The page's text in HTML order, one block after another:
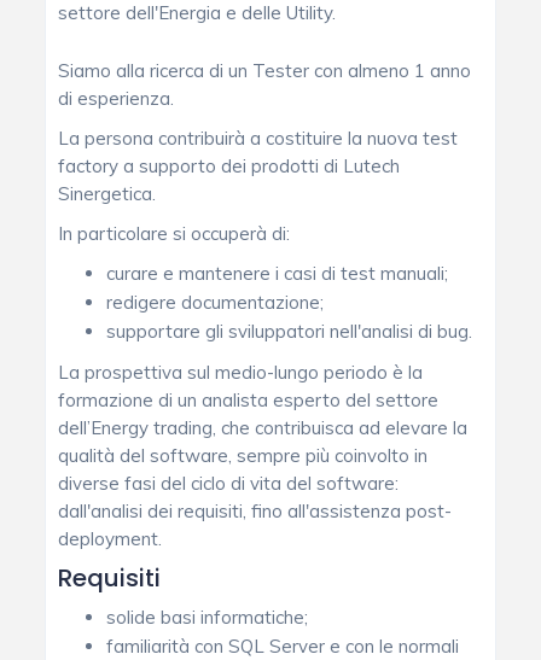
settore dell'Energia e delle Utility.
Siamo alla ricerca di un Tester con almeno 1 anno
di esperienza.
La persona contribuirà a costituire la nuova test
factory a supporto dei prodotti di Lutech
Sinergetica.
In particolare si occuperà di:
curare e mantenere i casi di test manuali;
redigere documentazione;
supportare gli sviluppatori nell'analisi di bug.
La prospettiva sul medio-lungo periodo è la
formazione di un analista esperto del settore
dell’Energy trading, che contribuisca ad elevare la
qualità del software, sempre più coinvolto in
diverse fasi del ciclo di vita del software:
dall'analisi dei requisiti, fino all'assistenza post-
deployment.
Requisiti
solide basi informatiche;
familiarità con SQL Server e con le normali